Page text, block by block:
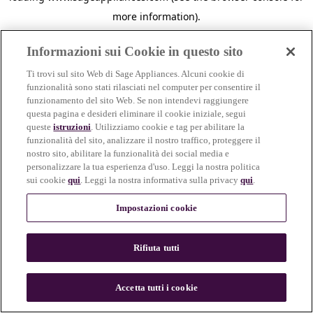
more information).
n
Informazioni sui Cookie in questo sito
Ti trovi sul sito Web di Sage Appliances. Alcuni cookie di
funzionalità sono stati rilasciati nel computer per consentire il
funzionamento del sito Web. Se non intendevi raggiungere
questa pagina e desideri eliminare il cookie iniziale, segui
questeistruzioni. Utilizziamo cookie e tag per abilitare la
funzionalità del sito, analizzare il nostro traffico, proteggere il
nostro sito, abilitare la funzionalità dei social media e
personalizzare la tua esperienza d'uso. Leggi la nostra politica
sui cookiequi. Leggi la nostra informativa sulla privacyqui.
Impostazioni cookie
Rifiuta tutti
Accetta tutti i cookie